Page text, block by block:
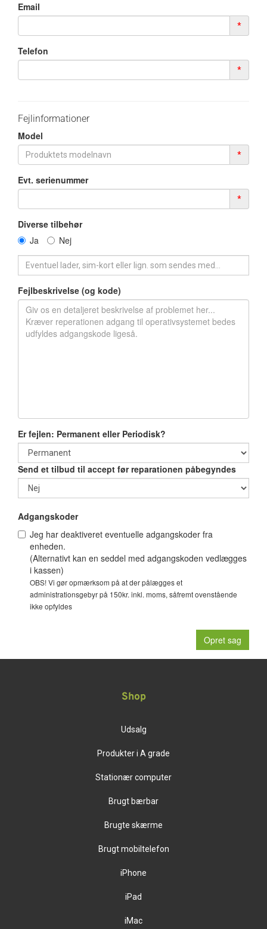
Email
*
Telefon
*
Fejlinformationer
Model
*
Evt. serienummer
*
Diverse tilbehør
Ja
Nej
Fejlbeskrivelse (og kode)
Er fejlen: Permanent eller Periodisk?
Send et tilbud til accept før reparationen påbegyndes
Adgangskoder
Jeg har deaktiveret eventuelle adgangskoder fra
enheden.
(Alternativt kan en seddel med adgangskoden vedlægges
i kassen)
OBS! Vi gør opmærksom på at der pålægges et
administrationsgebyr på 150kr. inkl. moms, såfremt ovenstående
ikke opfyldes
Opret sag
Shop
Udsalg
Produkter i A grade
Stationær computer
Brugt bærbar
Brugte skærme
Brugt mobiltelefon
iPhone
iPad
iMac